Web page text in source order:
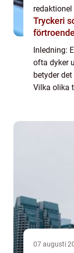
redaktionel
Tryckeri
förtroende
Inledning:
ofta dyker
betyder
Vilka olika
07 augusti